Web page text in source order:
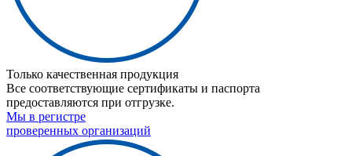
Только качественная продукция
Все соответствующие сертификаты и паспорта
предоставляются при отгрузке.
Мы в регистре
проверенных организаций